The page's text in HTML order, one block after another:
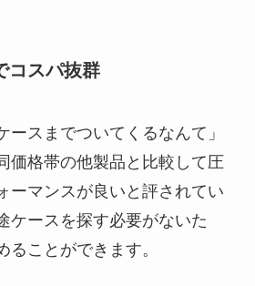
コスパ抜群
ースまでついてくるなんて」
価格帯の他製品と比較して圧
ーマンスが良いと評されてい
ケースを探す必要がないた
ることができます。